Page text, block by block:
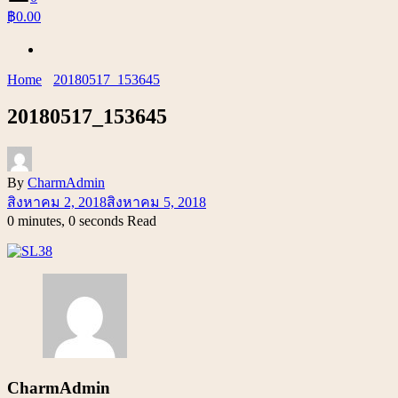
฿0.00
Home 20180517_153645
20180517_153645
By CharmAdmin
สิงหาคม 2, 2018สิงหาคม 5, 2018
0 minutes, 0 seconds Read
CharmAdmin